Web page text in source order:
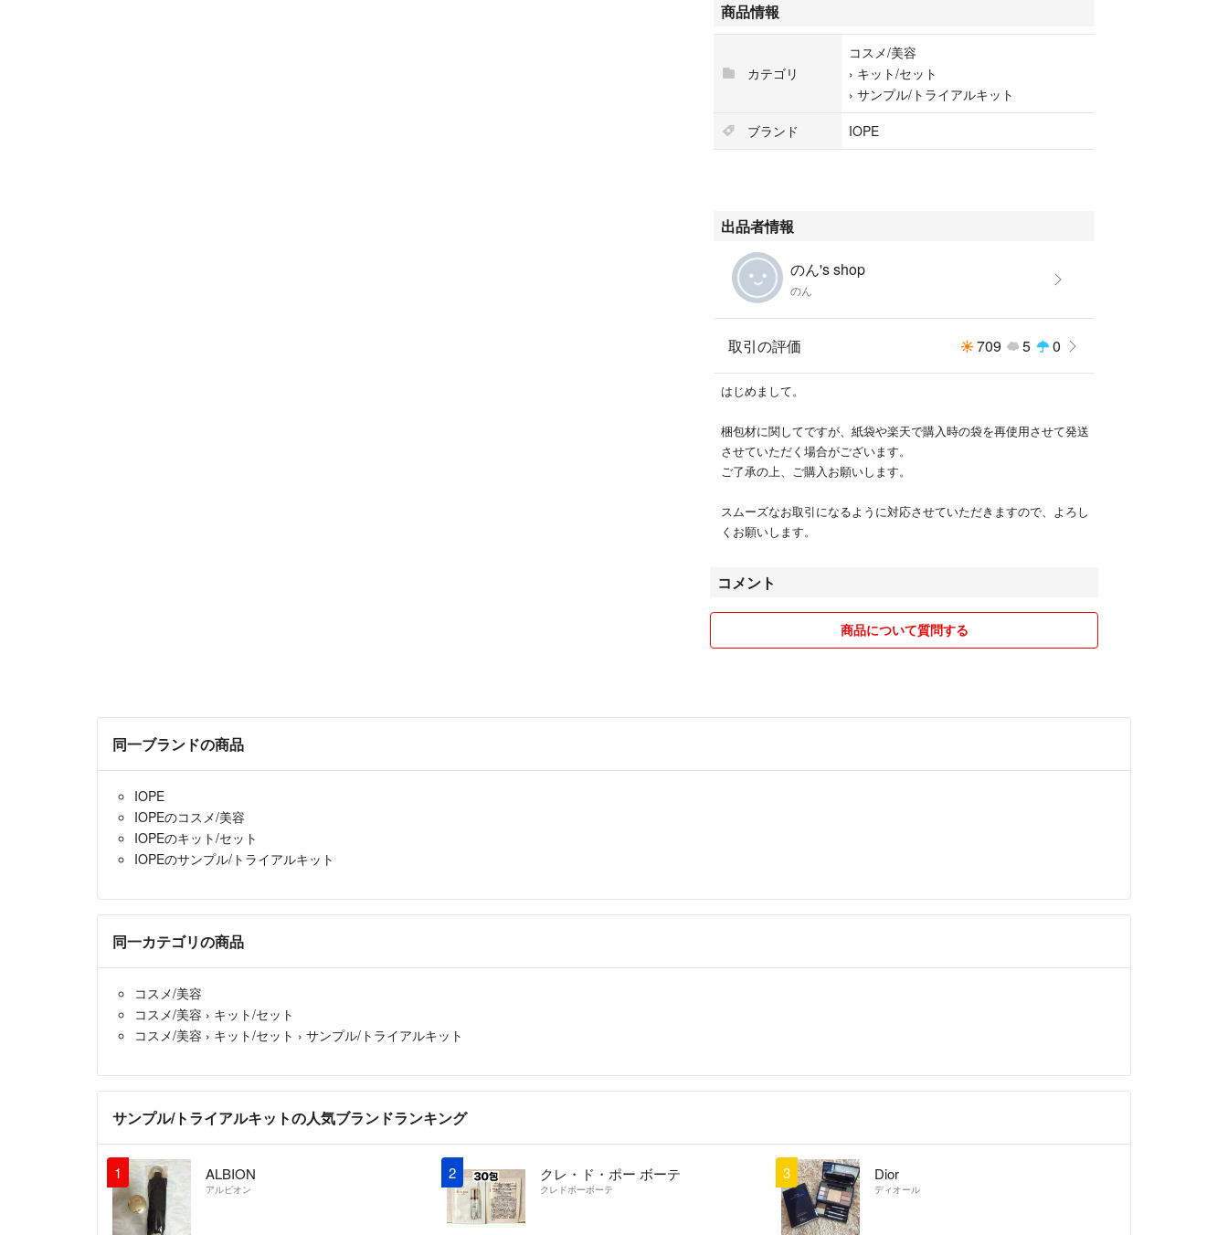
使用期限が、早いものが３点あり以下のものになります。
アイオペのリンクルコレクター
5ml→2024.10.10
ビープレーンモイスチュアライザー
商品情報
カテゴリ
コスメ/美容
› キット/セット
› サンプル/トライアルキット
ブランド
IOPE
出品者情報
のん's shop
のん
取引の評価 709 5 0
はじめまして。
梱包材に関してですが、紙袋や楽天で購入時の袋を再使用させて発送
させていただく場合がございます。
ご了承の上、ご購入お願いします。
スムーズなお取引になるように対応させていただきますので、よろし
くお願いします。
コメント
商品について質問する
同一ブランドの商品
IOPE
IOPEのコスメ/美容
IOPEのキット/セット
IOPEのサンプル/トライアルキット
同一カテゴリの商品
コスメ/美容
コスメ/美容 › キット/セット
コスメ/美容 › キット/セット › サンプル/トライアルキット
サンプル/トライアルキットの人気ブランドランキング
1 ALBION
アルビオン
2 クレ・ド・ポー ボーテ
クレドポーボーテ
3 Dior
ディオール